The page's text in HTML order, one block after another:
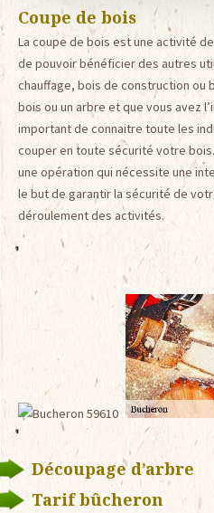
Coupe de bois
La coupe de bois est une activité
de pouvoir bénéficier des autres
chauffage, bois de construction ou
bois ou un arbre et que vous avez
important de connaitre toute les
couper en toute sécurité votre
une opération qui nécessite une
le but de garantir la sécurité de
déroulement des activités.
Découpage d’arbre
Tarif bûcheron